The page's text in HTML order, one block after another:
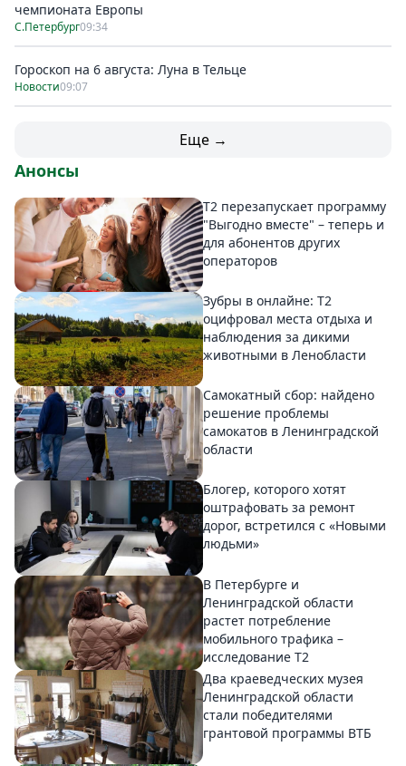
чемпионата Европы
С.Петербург09:34
Гороскоп на 6 августа: Луна в Тельце
Новости09:07
Еще →
Анонсы
Т2 перезапускает программу
"Выгодно вместе" – теперь и
для абонентов других
операторов
Зубры в онлайне: Т2
оцифровал места отдыха и
наблюдения за дикими
животными в Ленобласти
Самокатный сбор: найдено
решение проблемы
самокатов в Ленинградской
области
Блогер, которого хотят
оштрафовать за ремонт
дорог, встретился с «Новыми
людьми»
В Петербурге и
Ленинградской области
растет потребление
мобильного трафика –
исследование T2
Два краеведческих музея
Ленинградской области
стали победителями
грантовой программы ВТБ